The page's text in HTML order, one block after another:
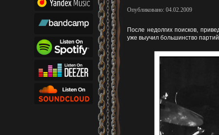
Опубликовано: 04.02.2009
После недолгих поисков,
уже выучил большинство